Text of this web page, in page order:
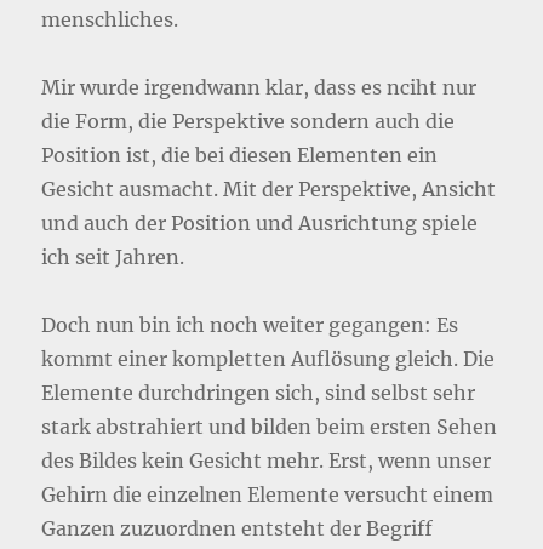
menschliches.
Mir wurde irgendwann klar, dass es nciht nur
die Form, die Perspektive sondern auch die
Position ist, die bei diesen Elementen ein
Gesicht ausmacht. Mit der Perspektive, Ansicht
und auch der Position und Ausrichtung spiele
ich seit Jahren.
Doch nun bin ich noch weiter gegangen: Es
kommt einer kompletten Auflösung gleich. Die
Elemente durchdringen sich, sind selbst sehr
stark abstrahiert und bilden beim ersten Sehen
des Bildes kein Gesicht mehr. Erst, wenn unser
Gehirn die einzelnen Elemente versucht einem
Ganzen zuzuordnen entsteht der Begriff